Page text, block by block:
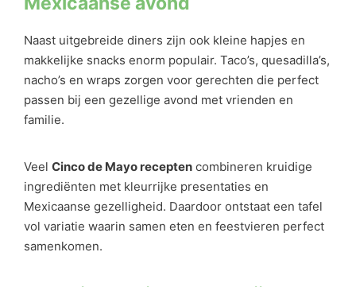
Naast uitgebreide diners zijn ook kleine hapjes en
makkelijke snacks enorm populair. Taco’s, quesadilla’s,
nacho’s en wraps zorgen voor gerechten die perfect
passen bij een gezellige avond met vrienden en
familie.
Veel Cinco de Mayo recepten combineren kruidige
ingrediënten met kleurrijke presentaties en
Mexicaanse gezelligheid. Daardoor ontstaat een tafel
vol variatie waarin samen eten en feestvieren perfect
samenkomen.